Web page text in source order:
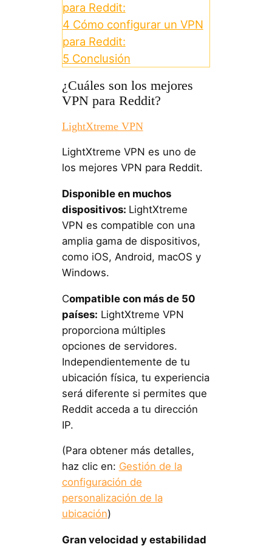
para Reddit:
4 Cómo configurar un VPN
para Reddit:
5 Conclusión
¿Cuáles son los mejores
VPN para Reddit?
LightXtreme VPN
LightXtreme VPN es uno de
los mejores VPN para Reddit.
Disponible en muchos
dispositivos: LightXtreme
VPN es compatible con una
amplia gama de dispositivos,
como iOS, Android, macOS y
Windows.
Compatible con más de 50
países: LightXtreme VPN
proporciona múltiples
opciones de servidores.
Independientemente de tu
ubicación física, tu experiencia
será diferente si permites que
Reddit acceda a tu dirección
IP.
(Para obtener más detalles,
haz clic en: Gestión de la
configuración de
personalización de la
ubicación)
Gran velocidad y estabilidad